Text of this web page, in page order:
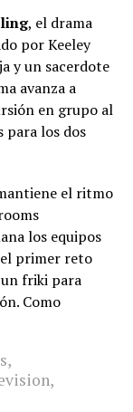
, el drama
por Keeley
y un sacerdote
avanza a
en grupo al
para los dos
el ritmo
los equipos
primer reto
friki para
Como
,
,